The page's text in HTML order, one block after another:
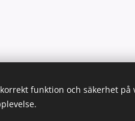
funktion och säkerhet på